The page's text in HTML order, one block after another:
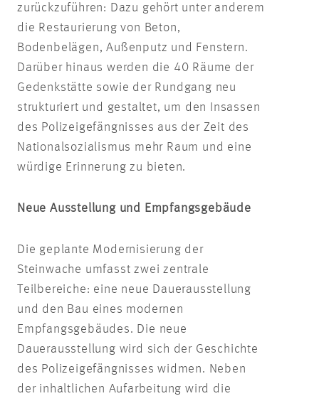
zurückzuführen: Dazu gehört unter anderem
die Restaurierung von Beton,
Bodenbelägen, Außenputz und Fenstern.
Darüber hinaus werden die 40 Räume der
Gedenkstätte sowie der Rundgang neu
strukturiert und gestaltet, um den Insassen
des Polizeigefängnisses aus der Zeit des
Nationalsozialismus mehr Raum und eine
würdige Erinnerung zu bieten.
Neue Ausstellung und Empfangsgebäude
Die geplante Modernisierung der
Steinwache umfasst zwei zentrale
Teilbereiche: eine neue Dauerausstellung
und den Bau eines modernen
Empfangsgebäudes. Die neue
Dauerausstellung wird sich der Geschichte
des Polizeigefängnisses widmen. Neben
der inhaltlichen Aufarbeitung wird die